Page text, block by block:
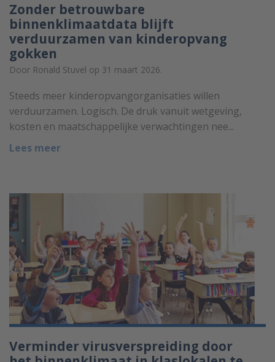
Zonder betrouwbare
binnenklimaatdata blijft
verduurzamen van kinderopvang
gokken
Door Ronald Stuvel op 31 maart 2026.
Steeds meer kinderopvangorganisaties willen
verduurzamen. Logisch. De druk vanuit wetgeving,
kosten en maatschappelijke verwachtingen nee...
Lees meer
Verminder virusverspreiding door